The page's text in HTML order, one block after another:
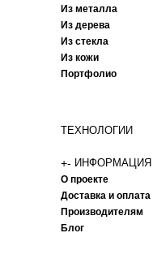
Из металла
Из дерева
Из стекла
Из кожи
Портфолио
ТЕХНОЛОГИИ
+- ИНФОРМАЦИЯ
О проекте
Доставка и оплата
Производителям
Блог